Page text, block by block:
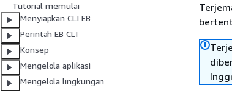
Tutorial memulai
Menyiapkan CLI EB
Perintah EB CLI
Konsep
Mengelola aplikasi
Mengelola lingkungan